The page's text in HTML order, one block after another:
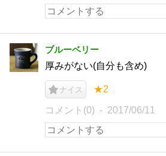
ブルーベリー
厚みがない(自分も含め)
ナイス ★2
コメント(0) 2017/06/11